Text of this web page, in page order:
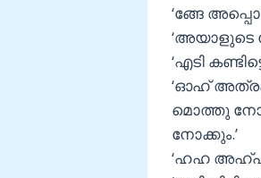
‘ങ്ങേ അപ്പൊ
‘അയാളുടെ
‘എടി
‘ഓഹ്
മൊത്തു
നോക്കും.’
‘ഹഹ